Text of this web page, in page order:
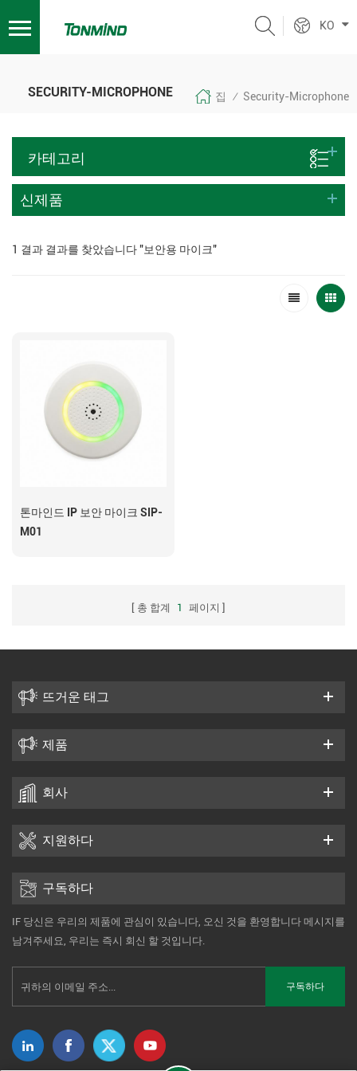
KO
SECURITY-MICROPHONE 집 / Security-Microphone
카테고리
신제품
1 결과 결과를 찾았습니다 "보안용 마이크"
톤마인드 IP 보안 마이크 SIP-
M01
총 합계 1 페이지
뜨거운 태그
제품
회사
지원하다
구독하다
IF 당신은 우리의 제품에 관심이 있습니다, 오신 것을 환영합니다 메시지를
남겨주세요, 우리는 즉시 회신 할 것입니다.